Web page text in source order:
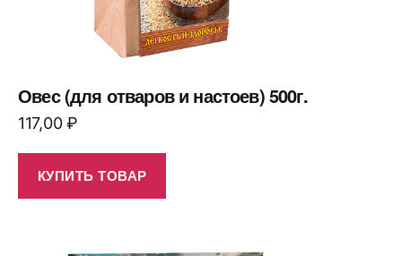
Овес (для отваров и настоев) 500г.
117,00₽
КУПИТЬ ТОВАР